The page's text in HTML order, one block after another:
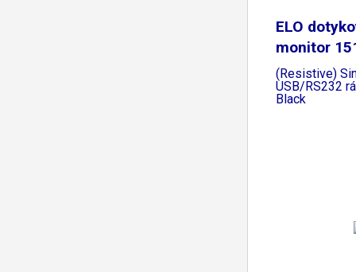
ELO
monitor
AT
(Resistive)
USB/RS232
Black